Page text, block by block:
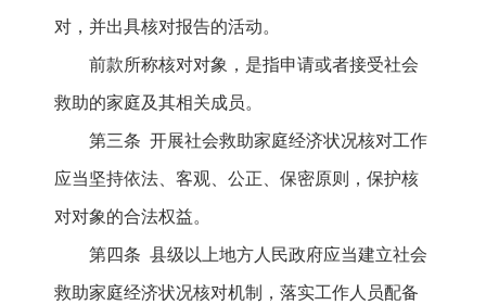
对，并出具核对报告的活动。
前款所称核对对象，是指申请或者接受社会
救助的家庭及其相关成员。
第三条 开展社会救助家庭经济状况核对工作
应当坚持依法、客观、公正、保密原则，保护核
对对象的合法权益。
第四条 县级以上地方人民政府应当建立社会
救助家庭经济状况核对机制，落实工作人员配备